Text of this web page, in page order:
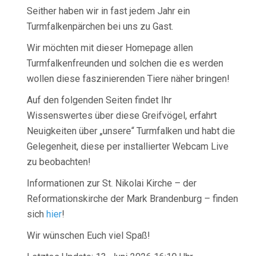
Seither haben wir in fast jedem Jahr ein
Turmfalkenpärchen bei uns zu Gast.
Wir möchten mit dieser Homepage allen
Turmfalkenfreunden und solchen die es werden
wollen diese faszinierenden Tiere näher bringen!
Auf den folgenden Seiten findet Ihr
Wissenswertes über diese Greifvögel, erfahrt
Neuigkeiten über „unsere“ Turmfalken und habt die
Gelegenheit, diese per installierter Webcam Live
zu beobachten!
Informationen zur St. Nikolai Kirche – der
Reformationskirche der Mark Brandenburg – finden
sich hier!
Wir wünschen Euch viel Spaß!